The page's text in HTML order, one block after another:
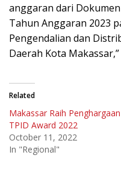
anggaran dari
Tahun Anggaran 2023
Pengendalian dan
Daerah Kota
Related
Makassar Raih Penghargaan
TPID Award 2022
October 11, 2022
In "Regional"